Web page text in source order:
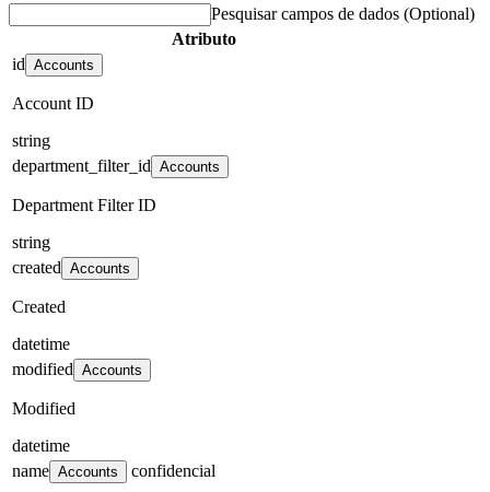
Pesquisar campos de dados (Optional)
Atributo
id Accounts
Account ID
string
department_filter_id Accounts
Department Filter ID
string
created Accounts
Created
datetime
modified Accounts
Modified
datetime
name Accounts confidencial